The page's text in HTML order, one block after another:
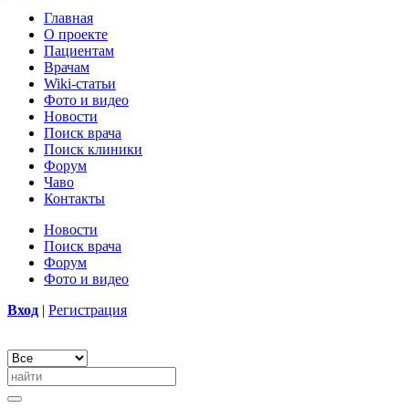
Главная
О проекте
Пациентам
Врачам
Wiki-статьи
Фото и видео
Новости
Поиск врача
Поиск клиники
Форум
Чаво
Контакты
Новости
Поиск врача
Форум
Фото и видео
Вход | Регистрация